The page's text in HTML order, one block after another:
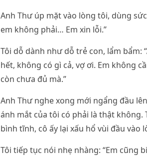
Anh Thư úp mặt vào lòng tôi, dùng
em không phải… Em xin lỗi.”
Tôi dỗ dành như dỗ trẻ con, lẩm bẩm:
hết, không có gì cả, vợ ơi. Em không
còn chưa đủ mà.”
Anh Thư nghe xong mới ngẩng đầu
ánh mắt của tôi có phải là thật
bình tĩnh, cô ấy lại xấu hổ vùi đầu vào
Tôi tiếp tục nói nhẹ nhàng: “Em cũng